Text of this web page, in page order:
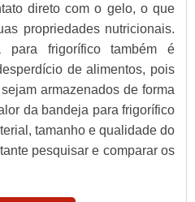
direto com o gelo, o que
propriedades nutricionais.
frigorífico também é
de alimentos, pois
armazenados de forma
da bandeja para frigorífico
tamanho e qualidade do
pesquisar e comparar os